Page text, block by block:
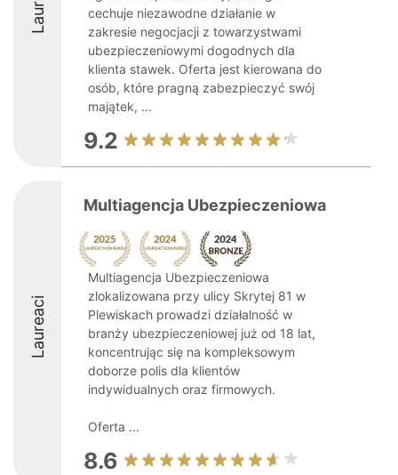
cechuje niezawodne działanie w
zakresie negocjacji z towarzystwami
ubezpieczeniowymi dogodnych dla
klienta stawek. Oferta jest kierowana do
osób, które pragną zabezpieczyć swój
majątek, ...
9.2
Laureaci
Multiagencja Ubezpieczeniowa
Multiagencja Ubezpieczeniowa
zlokalizowana przy ulicy Skrytej 81 w
Plewiskach prowadzi działalność w
branży ubezpieczeniowej już od 18 lat,
koncentrując się na kompleksowym
doborze polis dla klientów
indywidualnych oraz firmowych.
Oferta ...
8.6